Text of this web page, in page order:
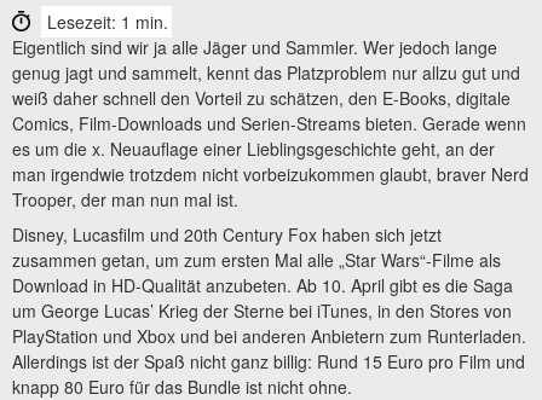
Lesezeit: 1 min.
Eigentlich sind wir ja alle Jäger und Sammler. Wer jedoch lange
genug jagt und sammelt, kennt das Platzproblem nur allzu gut und
weiß daher schnell den Vorteil zu schätzen, den E-Books, digitale
Comics, Film-Downloads und Serien-Streams bieten. Gerade wenn
es um die x. Neuauflage einer Lieblingsgeschichte geht, an der
man irgendwie trotzdem nicht vorbeizukommen glaubt, braver Nerd
Trooper, der man nun mal ist.
Disney, Lucasfilm und 20th Century Fox haben sich jetzt
zusammen getan, um zum ersten Mal alle „Star Wars“-Filme als
Download in HD-Qualität anzubeten. Ab 10. April gibt es die Saga
um George Lucas’ Krieg der Sterne bei iTunes, in den Stores von
PlayStation und Xbox und bei anderen Anbietern zum Runterladen.
Allerdings ist der Spaß nicht ganz billig: Rund 15 Euro pro Film und
knapp 80 Euro für das Bundle ist nicht ohne.